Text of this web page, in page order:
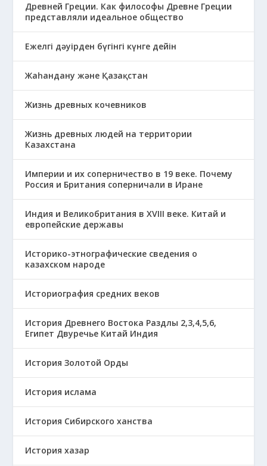
Древней Греции. Как философы Древне Греции
представляли идеальное общество
Ежелгі дәуірден бүгінгі күнге дейін
Жаһандану және Қазақстан
Жизнь древных кочевников
Жизнь древных людей на территории
Казахстана
Империи и их соперничество в 19 веке. Почему
Россия и Британия соперничали в Иране
Индия и Великобритания в XVIII веке. Китай и
европейские державы
Историко-этнографические сведения о
казахском народе
Историография средних веков
История Древнего Востока Раздлы 2,3,4,5,6,
Египет Двуречье Китай Индия
История Золотой Орды
История ислама
История Сибирского ханства
История хазар